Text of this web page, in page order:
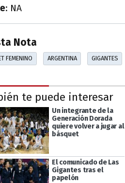
: NA
Nota
FEMENINO ARGENTINA GIGANTES
te puede interesar
Un integrante de la
Generación Dorada
quiere volver a jugar al
básquet
El comunicado de Las
Gigantes tras el
papelón